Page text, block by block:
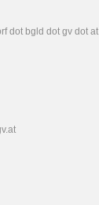
dot bgld dot gv dot at